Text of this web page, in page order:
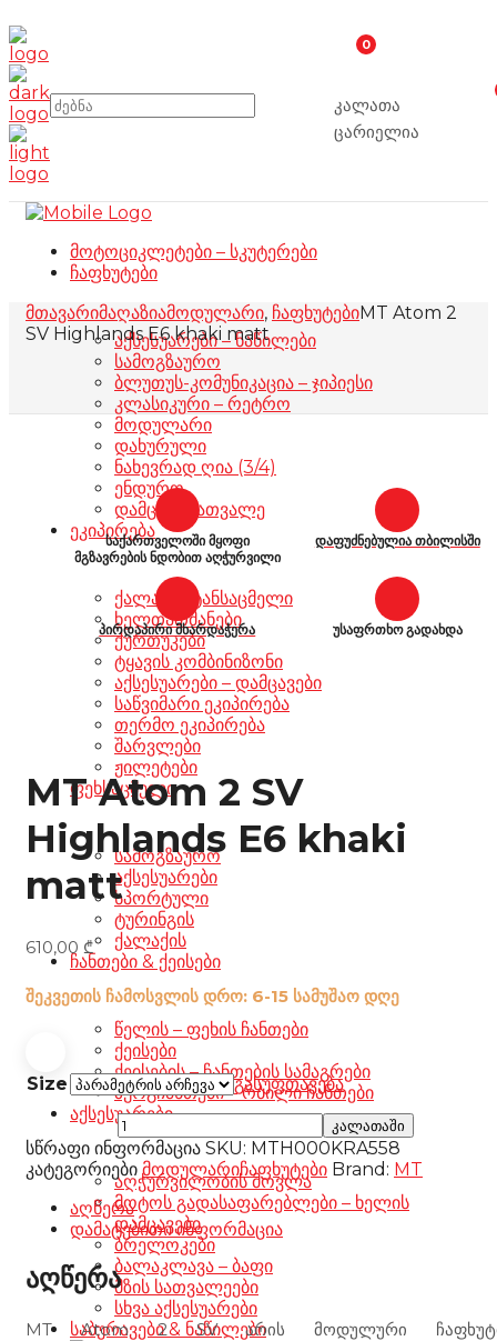
0
კალათა
ცარიელია
მოტოციკლეტები – სკუტერები
ჩაფხუტები
აქსესუარები – ნაწილები
სამოგზაურო
ბლუთუს-კომუნიკაცია – ჯიპიესი
კლასიკური – რეტრო
მოდულარი
დახურული
ნახევრად ღია (3/4)
ენდურო
დამცავი სათვალე
ეკიპირება
ქალაქის ტანსაცმელი
ხელთათმანები
ქურთუკები
ტყავის კომბინიზონი
აქსესუარები – დამცავები
საწვიმარი ეკიპირება
თერმო ეკიპირება
შარვლები
ჟილეტები
ფეხსაცმელი
სამოგზაურო
აქსესუარები
სპორტული
ტურინგის
ქალაქის
ჩანთები & ქეისები
წელის – ფეხის ჩანთები
ქეისები
ქეისების – ჩანთების სამაგრები
ზურგჩანთები – რბილი ჩანთები
აქსესუარები
აღჭურვილობის მოვლა
მოტოს გადასაფარებლები – ხელის
დამცავები
ბრელოკები
ბალაკლავა – ბაფი
მზის სათვალეები
სხვა აქსესუარები
საბურავები & ნაწილები
მთავარიმაღაზიამოდულარი, ჩაფხუტებიMT Atom 2
SV Highlands E6 khaki matt
საქართველოში მყოფი
მგზავრების ნდობით აღჭურვილი
დაფუძნებულია თბილისში
პირდაპირი მხარდაჭერა უსაფრთხო გადახდა
MT Atom 2 SV
Highlands E6 khaki
matt
610,00 ₾
შეკვეთის ჩამოსვლის დრო: 6-15 სამუშაო დღე
Size
გასუფთავება
MT
Atom
2
SV
Highlands
E6
khaki
matt
რაოდენობა
კალათაში
სწრაფი ინფორმაცია SKU: MTH000KRA558
კატეგორიები მოდულარიჩაფხუტები Brand: MT
აღწერა
დამატებითი ინფორმაცია
აღწერა
MT Atom 2 SV არის მოდულური